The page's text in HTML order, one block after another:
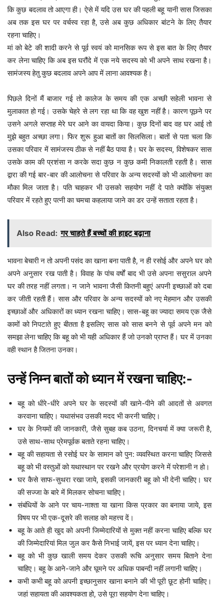
कि कुछ बदलाव तो आएगा ही। ऐसे में यदि उस घर की पहली बहू यानी सास जिसका
अब तक इस घर पर वर्चस्व रहा है, उसे अब कुछ अधिकार बांटने के लिए तैयार
रहना चाहिए।
मां को बेटे की शादी करने से पूर्व स्वयं को मानसिक रूप से इस बात के लिए तैयार
कर लेना चाहिए कि अब इस घरौंदे में एक नये सदस्य को भी अपने साथ रखना है।
सामंजस्य हेतु कुछ बदलाव अपने आप में लाना आवश्यक है।
पिछले दिनों मैं बाजार गई तो कालेज के समय की एक अच्छी सहेली भावना से
मुलाकात हो गई। उसके चेहरे से लग रहा था कि वह खुश नहीं है। कारण पूछने पर
उसने अगले सप्ताह मेरे घर आने का वायदा किया। कुछ दिनों बाद वह घर आई तो
मुझे बहुत अच्छा लगा। फिर शुरू हुआ बातों का सिलसिला। बातों से पता चला कि
उसका परिवार में सामंजस्य ठीक से नहीं बैठ पाया है। घर के सदस्य, विशेषकर सास
उसके काम की प्रशंसा न करके सदा कुछ न कुछ कमी निकालती रहती है। सास
द्वारा की गई बार-बार की आलोचना से परिवार के अन्य सदस्यों को भी आलोचना का
मौका मिल जाता है। पति चाहकर भी उसको सहयोग नहीं दे पाते क्योंकि संयुक्त
परिवार में रहते हुए पत्नी का चमचा कहलाया जाने का डर उन्हें सताता रहता है।
Also Read: गर चाहते हैं बच्चों की हाइट बढ़ाना
भावना बेचारी न तो अपनी पसंद का खाना बना पाती है, न ही रसोई और अपने घर को
अपने अनुसार रख पाती है। विवाह के पांच वर्षों बाद भी उसे अपना ससुराल अपने
घर की तरह नहीं लगता। न जाने भावना जैसी कितनी बहुएं अपनी इच्छाओं को दबा
कर जीती रहती हैं। सास और परिवार के अन्य सदस्यों को नए मेहमान और उसकी
इच्छाओं और अधिकारों का ध्यान रखना चाहिए। सास-बहू का ज्यादा समय एक जैसे
कामों को निपटाते हुए बीतता है इसलिए सास को सास बनने से पूर्व अपने मन को
समझा लेना चाहिए कि बहू को भी यही अधिकार हैं जो उनको प्राप्त हैं। घर में उनका
वही स्थान है जितना उनका।
उन्हें निम्न बातों को ध्यान में रखना चाहिए:-
बहू को धीरे-धीरे अपने घर के सदस्यों की खाने-पीने की आदतों से अवगत
करवाना चाहिए। यथासंभव उसकी मदद भी करनी चाहिए।
घर के नियमों की जानकारी, जैसे सुबह कब उठना, दिनचर्या में क्या जरूरी है,
उसे साथ-साथ प्रेमपूर्वक बताते रहना चाहिए।
बहू की सहायता से रसोई घर के सामान को पुन: व्यवस्थित करना चाहिए जिससे
बहू को भी वस्तुओं को यथास्थान पर रखने और प्रयोग करने में परेशानी न हो।
घर कैसे साफ-सुथरा रखा जाये, इसकी जानकारी बहू को भी देनी चाहिए। घर
की सज्जा के बारे में मिलकर सोचना चाहिए।
संबंधियों के आने पर चाय-नाश्ता या खाना किस प्रकार का बनाया जाये, इस
विषय पर भी एक-दूसरे की सलाह को महत्त्व दें।
बहू के आते ही खुद को अपनी जिम्मेदारियों से मुक्त नहीं करना चाहिए बल्कि घर
की जिम्मेदारियां मिल जुल कर कैसे निभाई जायें, इस पर ध्यान देना चाहिए।
बहू को भी कुछ खाली समय देकर उसकी रूचि अनुसार समय बिताने देना
चाहिए। बहू के आने-जाने और घूमने पर अधिक पाबन्दी नहीं लगानी चाहिए।
कभी कभी बहू को अपनी इच्छानुसार खाना बनाने की भी पूरी छूट होनी चाहिए।
जहां सहायता की आवश्यकता हो, उसे पूरा सहयोग देना चाहिए।